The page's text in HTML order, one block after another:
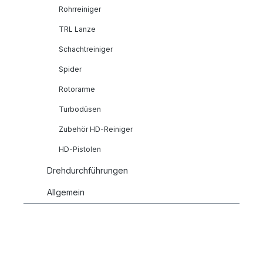
Rohrreiniger
TRL Lanze
Schachtreiniger
Spider
Rotorarme
Turbodüsen
Zubehör HD-Reiniger
HD-Pistolen
Drehdurchführungen
Allgemein